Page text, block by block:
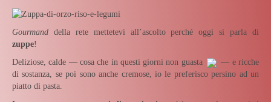
Gourmand della rete mettetevi all’ascolto perché oggi si parla di
zuppe!
Deliziose, calde — cosa che in questi giorni non guasta
— e ricche
di sostanza, se poi sono anche cremose, io le preferisco persino ad un
piatto di pasta.